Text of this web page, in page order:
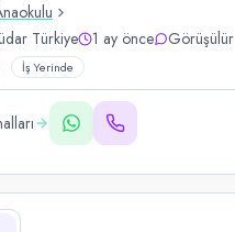
Türkiye
1 ay önce Görüşülür
İş Yerinde